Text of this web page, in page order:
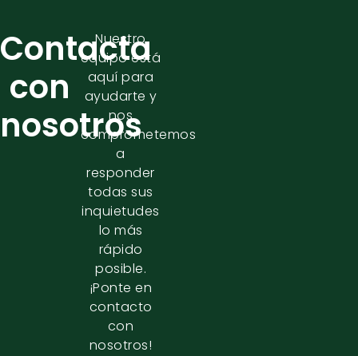
Contacta
con
nosotros
Nuestro
equipo está
aquí para
ayudarte y
nos
comprometemos
a
responder
todas sus
inquietudes
lo más
rápido
posible.
¡Ponte en
contacto
con
nosotros!